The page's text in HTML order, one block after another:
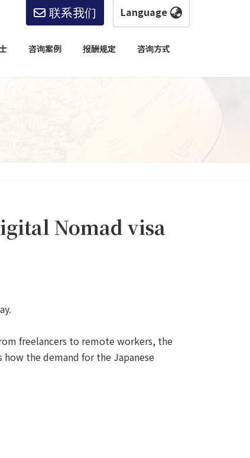
简体中文
联系我们
咨询案例 报酬规定 咨询方式
Nomad visa
freelancers to remote workers, the
the demand for the Japanese